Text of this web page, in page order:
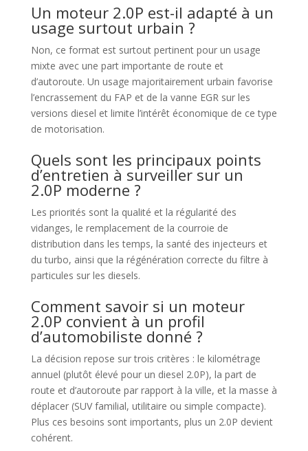
Un moteur 2.0P est-il adapté à un
usage surtout urbain ?
Non, ce format est surtout pertinent pour un usage
mixte avec une part importante de route et
d’autoroute. Un usage majoritairement urbain favorise
l’encrassement du FAP et de la vanne EGR sur les
versions diesel et limite l’intérêt économique de ce type
de motorisation.
Quels sont les principaux points
d’entretien à surveiller sur un
2.0P moderne ?
Les priorités sont la qualité et la régularité des
vidanges, le remplacement de la courroie de
distribution dans les temps, la santé des injecteurs et
du turbo, ainsi que la régénération correcte du filtre à
particules sur les diesels.
Comment savoir si un moteur
2.0P convient à un profil
d’automobiliste donné ?
La décision repose sur trois critères : le kilométrage
annuel (plutôt élevé pour un diesel 2.0P), la part de
route et d’autoroute par rapport à la ville, et la masse à
déplacer (SUV familial, utilitaire ou simple compacte).
Plus ces besoins sont importants, plus un 2.0P devient
cohérent.